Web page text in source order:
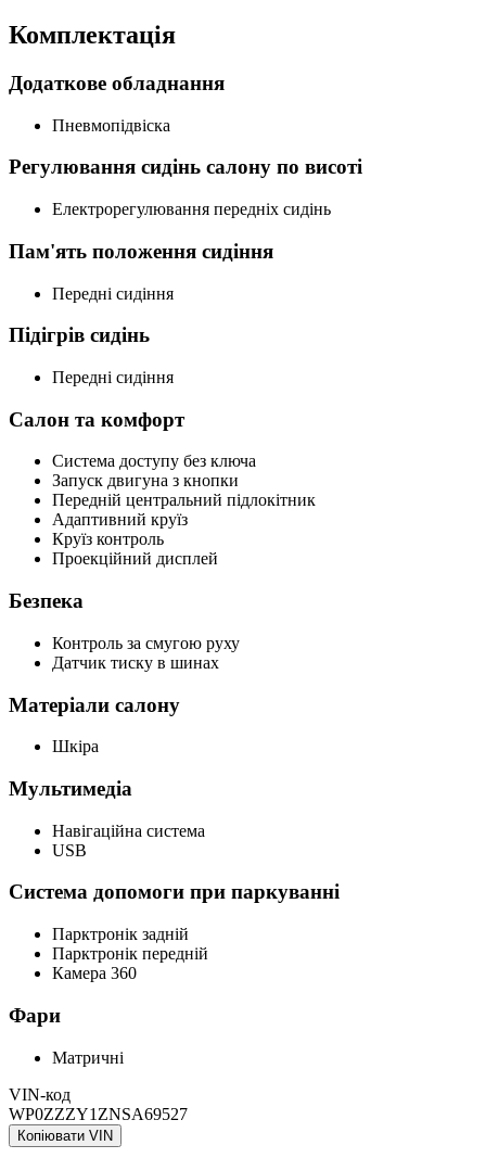
Комплектація
Додаткове обладнання
Пневмопідвіска
Регулювання сидінь салону по висоті
Електрорегулювання передніх сидінь
Пам'ять положення сидіння
Передні сидіння
Підігрів сидінь
Передні сидіння
Салон та комфорт
Система доступу без ключа
Запуск двигуна з кнопки
Передній центральний підлокітник
Адаптивний круїз
Круїз контроль
Проекційний дисплей
Безпека
Контроль за смугою руху
Датчик тиску в шинах
Матеріали салону
Шкіра
Мультимедіа
Навігаційна система
USB
Система допомоги при паркуванні
Парктронік задній
Парктронік передній
Камера 360
Фари
Матричні
VIN-код
WP0ZZZY1ZNSA69527
Копіювати VIN